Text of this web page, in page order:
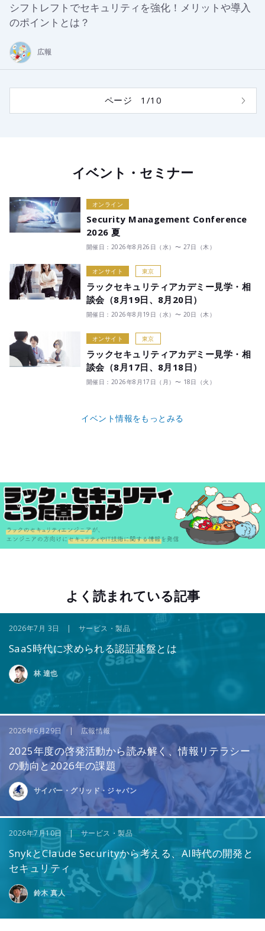
シフトレフトでセキュリティを強化！メリットや導入
のポイントとは？
広報
ページ 1/10
イベント・セミナー
オンライン
Security Management Conference
2026 夏
開催日：2026年8月26日（水）〜 27日（木）
オンサイト 東京
ラックセキュリティアカデミー見学・相
談会（8月19日、8月20日）
開催日：2026年8月19日（水）〜 20日（木）
オンサイト 東京
ラックセキュリティアカデミー見学・相
談会（8月17日、8月18日）
開催日：2026年8月17日（月）〜 18日（火）
イベント情報をもっとみる
よく読まれている記事
2026年7月 3日 | サービス・製品
SaaS時代に求められる認証基盤とは
林 達也
2026年6月29日 | 広報情報
2025年度の啓発活動から読み解く、情報リテラシー
の動向と2026年の課題
サイバー・グリッド・ジャパン
2026年7月10日 | サービス・製品
SnykとClaude Securityから考える、AI時代の開発と
セキュリティ
鈴木 真人